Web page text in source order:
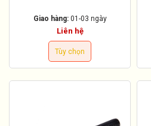
Giao hàng: 01-03 ngày
Liên hệ
Tùy chọn